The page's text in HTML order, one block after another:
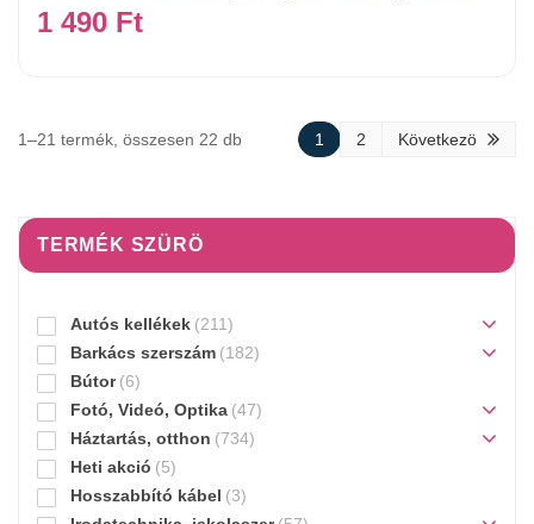
1 490 Ft
1–21 termék, összesen 22 db 1 2 Következö
TERMÉK SZÜRÖ
Autós kellékek (211)
Barkács szerszám (182)
Bútor (6)
Fotó, Videó, Optika (47)
Háztartás, otthon (734)
Heti akció (5)
Hosszabbító kábel (3)